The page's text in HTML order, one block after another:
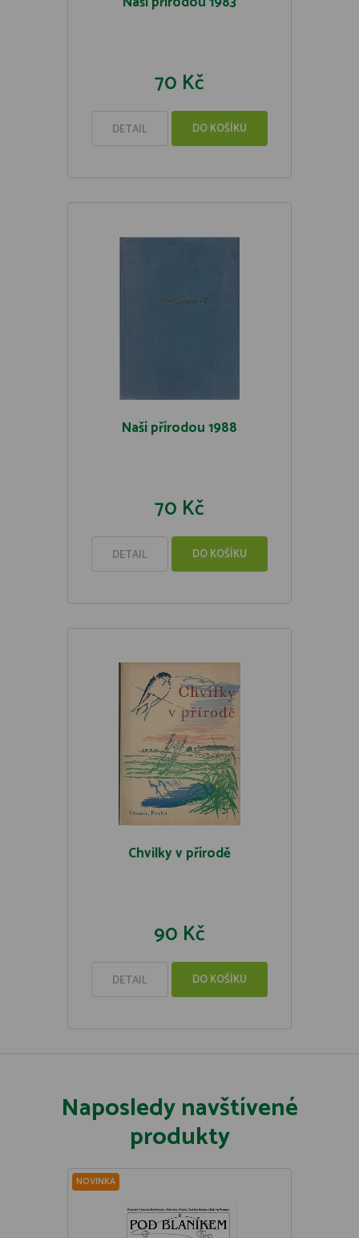
70 Kč
DETAIL DO KOŠÍKU
Naší přírodou 1988
70 Kč
DETAIL DO KOŠÍKU
Chvilky v přírodě
90 Kč
DETAIL DO KOŠÍKU
Naposledy navštívené
produkty
NOVINKA